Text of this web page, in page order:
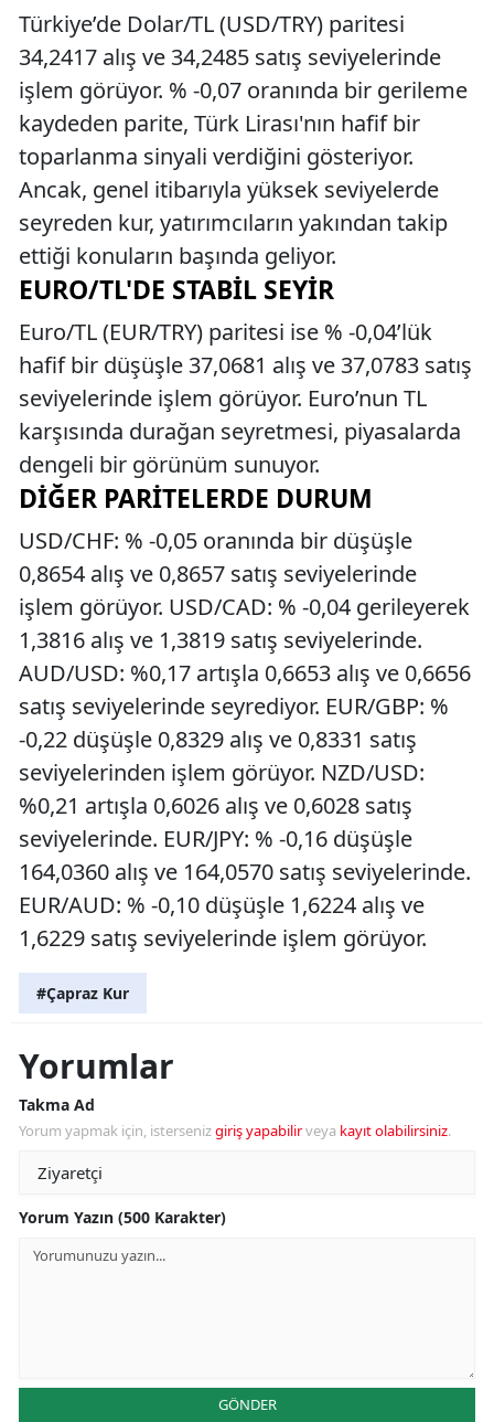
Türkiye’de Dolar/TL (USD/TRY) paritesi
34,2417 alış ve 34,2485 satış seviyelerinde
işlem görüyor. % -0,07 oranında bir gerileme
kaydeden parite, Türk Lirası'nın hafif bir
toparlanma sinyali verdiğini gösteriyor.
Ancak, genel itibarıyla yüksek seviyelerde
seyreden kur, yatırımcıların yakından takip
ettiği konuların başında geliyor.
EURO/TL'DE STABIL SEYIR
Euro/TL (EUR/TRY) paritesi ise % -0,04’lük
hafif bir düşüşle 37,0681 alış ve 37,0783 satış
seviyelerinde işlem görüyor. Euro’nun TL
karşısında durağan seyretmesi, piyasalarda
dengeli bir görünüm sunuyor.
DIĞER PARITELERDE DURUM
USD/CHF: % -0,05 oranında bir düşüşle
0,8654 alış ve 0,8657 satış seviyelerinde
işlem görüyor. USD/CAD: % -0,04 gerileyerek
1,3816 alış ve 1,3819 satış seviyelerinde.
AUD/USD: %0,17 artışla 0,6653 alış ve 0,6656
satış seviyelerinde seyrediyor. EUR/GBP: %
-0,22 düşüşle 0,8329 alış ve 0,8331 satış
seviyelerinden işlem görüyor. NZD/USD:
%0,21 artışla 0,6026 alış ve 0,6028 satış
seviyelerinde. EUR/JPY: % -0,16 düşüşle
164,0360 alış ve 164,0570 satış seviyelerinde.
EUR/AUD: % -0,10 düşüşle 1,6224 alış ve
1,6229 satış seviyelerinde işlem görüyor.
#Çapraz Kur
Yorumlar
Takma Ad
Yorum yapmak için, istersenizgiriş yapabilirveya kayıt olabilirsiniz.
Yorum Yazın (500 Karakter)
GÖNDER